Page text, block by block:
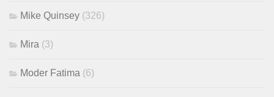
Mike Quinsey (326)
Mira (3)
Moder Fatima (6)